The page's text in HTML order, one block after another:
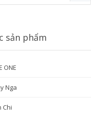
sản phẩm
ONE
Nga
Chi